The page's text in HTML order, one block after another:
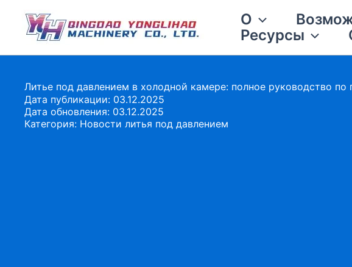
содержимому
О
Ресурсы
Литье под давлением в холодной камере: полное руководство по
Дата публикации: 03.12.2025
Дата обновления: 03.12.2025
Категория: Новости литья под давлением